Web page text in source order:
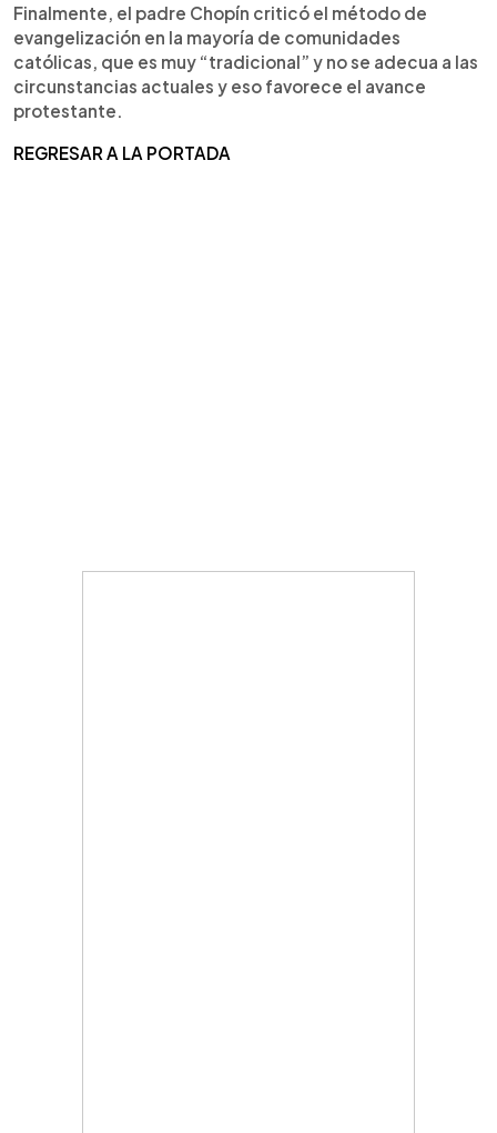
Finalmente, el padre Chopín criticó el método de
evangelización en la mayoría de comunidades
católicas, que es muy “tradicional” y no se adecua a las
circunstancias actuales y eso favorece el avance
protestante.
REGRESAR A LA PORTADA